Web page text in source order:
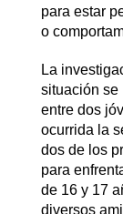
para estar
o
La
situación se
entre dos
ocurrida la
dos de los
para
de 16 y 17
diversos